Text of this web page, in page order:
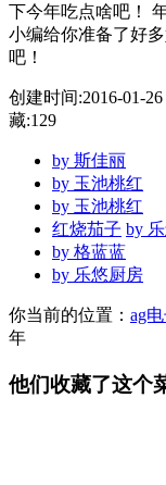
下今年吃点啥吧！
小编给你准备了好
吧！
创建时间:2016-01-26
藏:129
by 斯佳丽
by 玉池桃红
by 玉池桃红
红烧茄子 by
by 格蓝蓝
by 乐悠厨房
你当前的位置： ag
年
他们收藏了这个